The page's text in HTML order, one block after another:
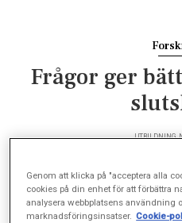
Frågor ger
UTBILDNING,
Ny forskning från
Genom att klicka på "acceptera alla
cookies på din enhet för att förbättra
analysera webbplatsens användning
marknadsföringsinsatser. Cookie-